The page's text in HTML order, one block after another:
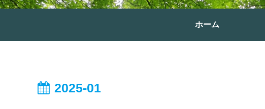
ホーム
2025-01